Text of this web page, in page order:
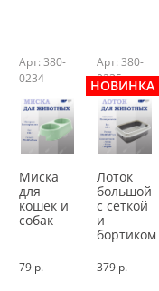
Арт: 380-
0234
Миска
для
кошек и
собак
79 р.
Арт: 380-
0235
НОВИНКА
Лоток
большой
с сеткой
и
бортиком
379 р.